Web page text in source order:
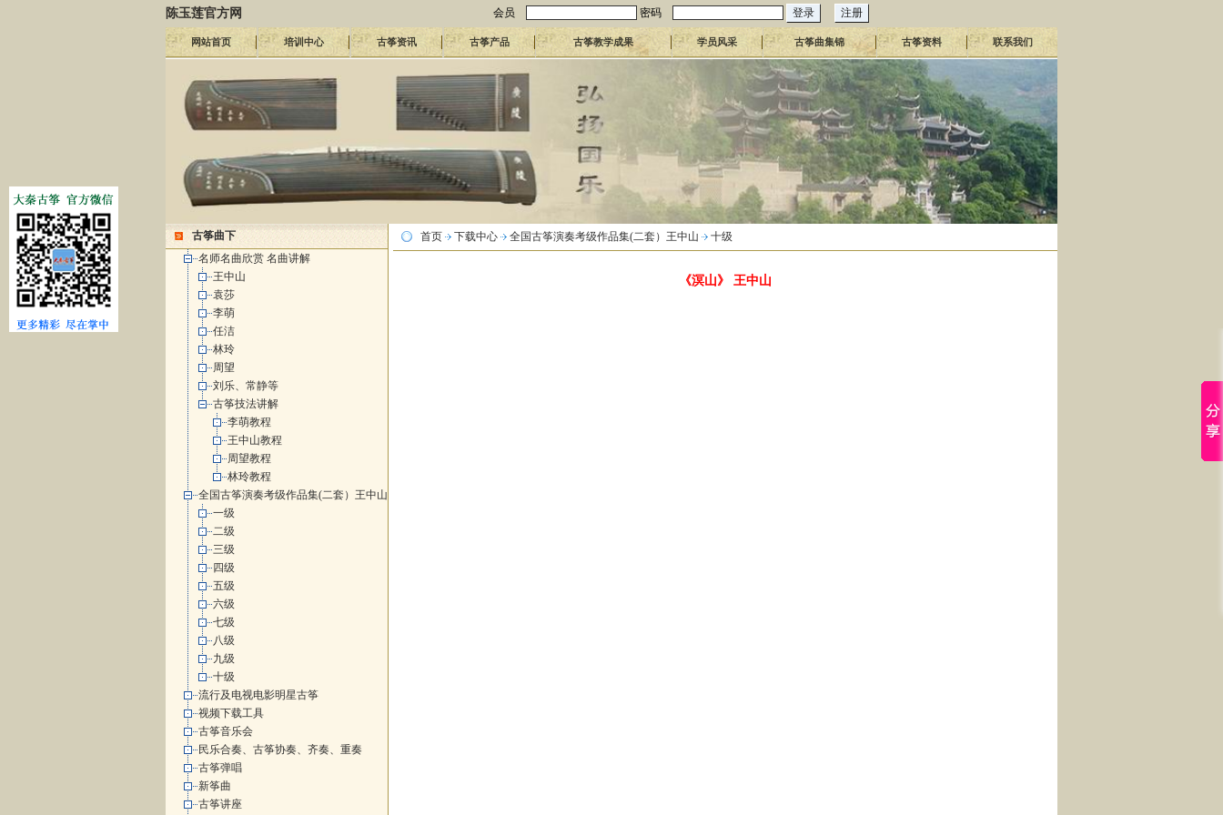
陈玉莲官方网 会员 密码
网站首页 培训中心 古筝资讯 古筝产品 古筝教学成果 学员风采 古筝曲集锦 古筝资料 联系我们
古筝曲下
名师名曲欣赏 名曲讲解
王中山
袁莎
李萌
任洁
林玲
周望
刘乐、常静等
古筝技法讲解
李萌教程
王中山教程
周望教程
林玲教程
全国古筝演奏考级作品集(二套）王中山
一级
二级
三级
四级
五级
六级
七级
八级
九级
十级
流行及电视电影明星古筝
视频下载工具
古筝音乐会
民乐合奏、古筝协奏、齐奏、重奏
古筝弹唱
新筝曲
古筝讲座
首页 下载中心 全国古筝演奏考级作品集(二套）王中山 十级
《溟山》 王中山